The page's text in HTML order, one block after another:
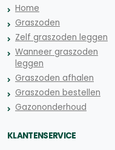
Home
Graszoden
Zelf graszoden leggen
Wanneer graszoden
leggen
Graszoden afhalen
Graszoden bestellen
Gazononderhoud
KLANTENSERVICE